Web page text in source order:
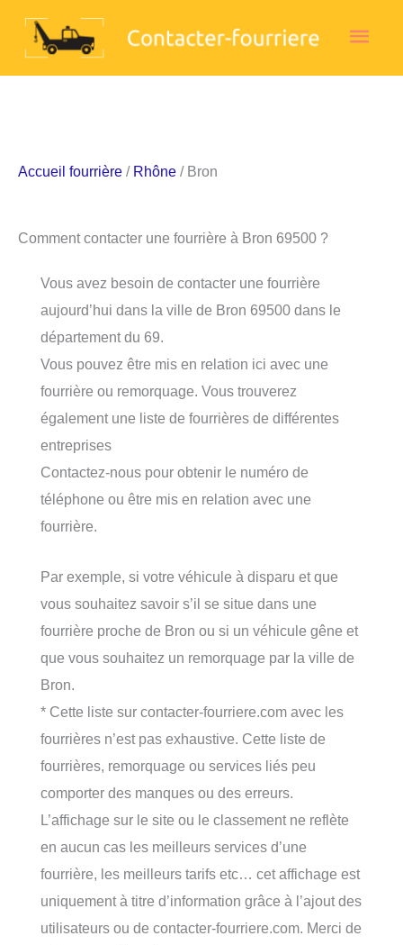
Accueil fourrière / Rhône / Bron
Comment contacter une fourrière à Bron 69500 ?
Vous avez besoin de contacter une fourrière
aujourd’hui dans la ville de Bron 69500 dans le
département du 69.
Vous pouvez être mis en relation ici avec une
fourrière ou remorquage. Vous trouverez
également une liste de fourrières de différentes
entreprises
Contactez-nous pour obtenir le numéro de
téléphone ou être mis en relation avec une
fourrière.
Par exemple, si votre véhicule à disparu et que
vous souhaitez savoir s’il se situe dans une
fourrière proche de Bron ou si un véhicule gêne et
que vous souhaitez un remorquage par la ville de
Bron.
* Cette liste sur contacter-fourriere.com avec les
fourrières n’est pas exhaustive. Cette liste de
fourrières, remorquage ou services liés peu
comporter des manques ou des erreurs.
L’affichage sur le site ou le classement ne reflète
en aucun cas les meilleurs services d’une
fourrière, les meilleurs tarifs etc… cet affichage est
uniquement à titre d’information grâce à l’ajout des
utilisateurs ou de contacter-fourriere.com. Merci de